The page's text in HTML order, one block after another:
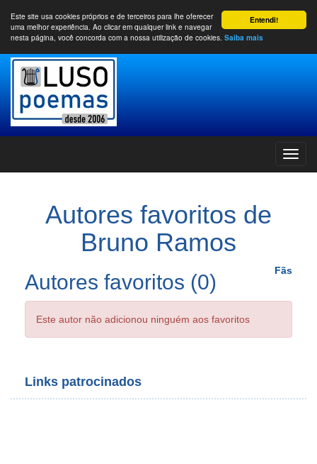
Entendi!
Este site usa cookies próprios e de terceiros para lhe oferecer
uma melhor experiência. Ao clicar em qualquer link e navegar
nesta página, você concorda com a nossa utilização de cookies. Saiba mais
Autores favoritos de
Bruno Ramos
Fãs
Autores favoritos (0)
Este autor não adicionou ninguém aos favoritos
Links patrocinados